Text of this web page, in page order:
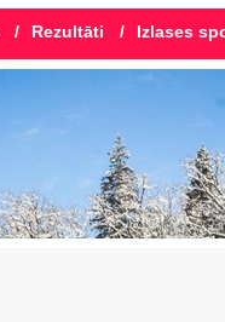
/ Rezultāti / Izlases